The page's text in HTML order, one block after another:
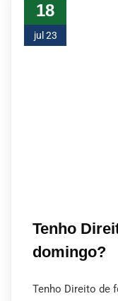
18
jul 23
Tenho
domingo?
Tenho Direito de